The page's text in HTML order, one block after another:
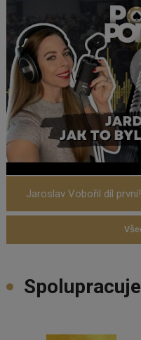
Jaroslav Vobořil díl